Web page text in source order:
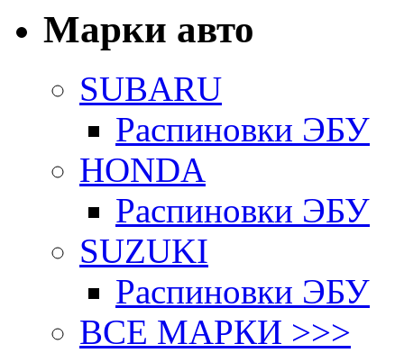
Марки авто
SUBARU
Распиновки ЭБУ
HONDA
Распиновки ЭБУ
SUZUKI
Распиновки ЭБУ
ВСЕ МАРКИ >>>